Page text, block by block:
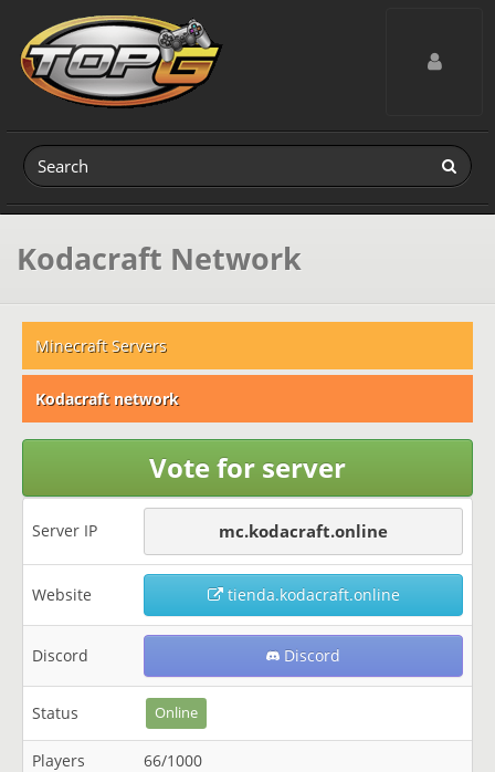
Toggle
Kodacraft Network
Minecraft Servers
Kodacraft network
Vote for server
Server IP mc.kodacraft.online
Website tienda.kodacraft.online
Discord Discord
Status Online
Players
66/1000